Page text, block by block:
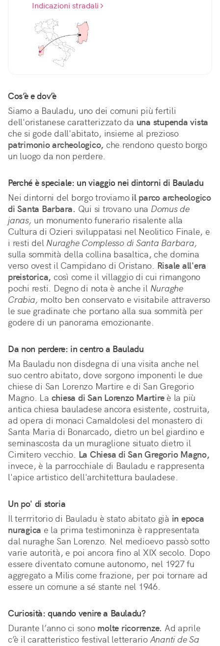
Indicazioni stradali
Cos’è e dov’è
Siamo a Bauladu, uno dei comuni più fertili
dell'oristanese caratterizzato da una stupenda vista
che si gode dall'abitato, insieme al prezioso
patrimonio archeologico, che rendono questo borgo
un luogo da non perdere.
Perché è speciale: un viaggio nei dintorni di Bauladu
Nei dintorni del borgo troviamo il parco archeologico
di Santa Barbara. Qui si trovano una Domus de
janas, un monumento funerario risalente alla
Cultura di Ozieri sviluppatasi nel Neolitico Finale, e
i resti del Nuraghe Complesso di Santa Barbara,
sulla sommità della collina basaltica, che domina
verso ovest il Campidano di Oristano. Risale all'era
preistorica, così come il villaggio di cui rimangono
pochi resti. Degno di nota è anche il Nuraghe
Crabia, molto ben conservato e visitabile attraverso
le sue gradinate che portano alla sua sommità per
godere di un panorama emozionante.
Da non perdere: in centro a Bauladu
Ma Bauladu non disdegna di una visita anche nel
suo centro abitato, dove sorgono imponenti le due
chiese di San Lorenzo Martire e di San Gregorio
Magno. La chiesa di San Lorenzo Martireè la più
antica chiesa bauladese ancora esistente, costruita,
ad opera di monaci Camaldolesi del monastero di
Santa Maria di Bonarcado, dietro un bel giardino e
seminascosta da un muraglione situato dietro il
Cimitero vecchio. La Chiesa di San Gregorio Magno,
invece, è la parrocchiale di Bauladu e rappresenta
l'apice artistico dell'architettura bauladese.
Un po' di storia
Il terrritorio di Bauladu è stato abitato già in epoca
nuragica e la prima testimoninza è rappresentata
dal nuraghe San Lorenzo. Nel medioevo passò sotto
varie autorità, e poi ancora fino al XIX secolo. Dopo
essere diventato comune autonomo, nel 1927 fu
aggregato a Milis come frazione, per poi tornare ad
essere un comune a sé stante nel 1946.
Curiosità: quando venire a Bauladu?
Durante l’anno ci sono molte ricorrenze. Ad aprile
c’è il caratteristico festival letterario Ananti de Sa